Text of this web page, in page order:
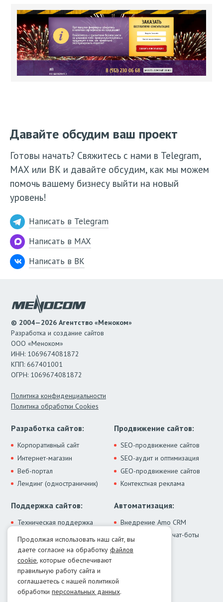
Давайте обсудим ваш проект
Готовы начать? Свяжитесь с нами в Telegram,
МАХ или ВК и давайте обсудим, как мы можем
помочь вашему бизнесу выйти на новый
уровень!
Написать в Telegram
Написать в MAX
Написать в ВК
© 2004—2026 Агентство «Меноком»
Разработка и создание сайтов
ООО «Меноком»
ИНН: 1069674081872
КПП: 667401001
ОГРН: 1069674081872
Политика конфиденциальности
Политика обработки Cookies
Разработка сайтов:
Корпоративный сайт
Интернет-магазин
Веб-портал
Лендинг (одностраничник)
Продвижение сайтов:
SEO-продвижение сайтов
SEO-аудит и оптимизация
GEO-продвижение сайтов
Контекстная реклама
Поддержка сайтов:
Техническая поддержка
Модернизация сайта
Лечение от вирусов
Автоматизация:
Внедрение Amo CRM
ИИ-ассистенты и чат-боты
Интеграции
Контакты:
Москва:+7 (499) 322-77-02
Екатеринбург:+7 (343) 351-74-32
E-mail:info@menocom.ru
Продолжая использовать наш сайт, вы
даете согласие на обработку файлов
cookie, которые обеспечивают
правильную работу сайта и
соглашаетесь с нашей политикой
обработки персональных данных.